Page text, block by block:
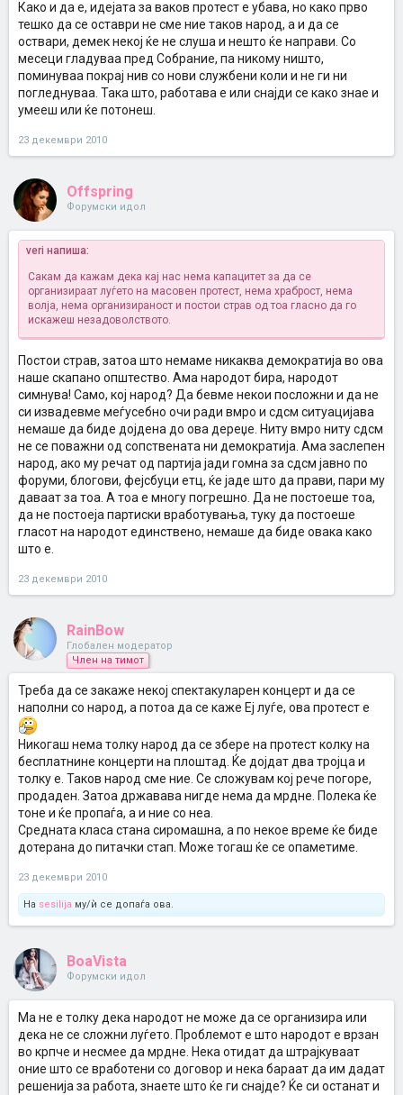
Како и да е, идејата за ваков протест е убава, но како прво
тешко да се оставри не сме ние таков народ, а и да се
оствари, демек некој ќе не слуша и нешто ќе направи. Со
месеци гладуваа пред Собрание, па никому ништо,
поминуваа покрај нив со нови службени коли и не ги ни
погледнуваа. Така што, работава е или снајди се како знае и
умееш или ќе потонеш.
23 декември 2010
Offspring
Форумски идол
veri напиша:
Сакам да кажам дека кај нас нема капацитет за да се
организираат луѓето на масовен протест, нема храброст, нема
волја, нема организираност и постои страв од тоа гласно да го
искажеш незадоволството.
Постои страв, затоа што немаме никаква демократија во ова
наше скапано општество. Ама народот бира, народот
симнува! Само, кој народ? Да бевме некои посложни и да не
си извадевме меѓусебно очи ради вмро и сдсм ситуацијава
немаше да биде дојдена до ова дереџе. Ниту вмро ниту сдсм
не се поважни од сопствената ни демократија. Ама заслепен
народ, ако му речат од партија јади гомна за сдсм јавно по
форуми, блогови, фејсбуци етц, ќе јаде што да прави, пари му
даваат за тоа. А тоа е многу погрешно. Да не постоеше тоа,
да не постоеја партиски вработувања, туку да постоеше
гласот на народот единствено, немаше да биде овака како
што е.
23 декември 2010
RainBow
Глобален модератор
Член на тимот
Треба да се закаже некој спектакуларен концерт и да се
наполни со народ, а потоа да се каже Еј луѓе, ова протест е
Никогаш нема толку народ да се збере на протест колку на
бесплатнине концерти на плоштад. Ќе дојдат два тројца и
толку е. Таков народ сме ние. Се сложувам кој рече погоре,
продаден. Затоа државава нигде нема да мрдне. Полека ќе
тоне и ќе пропаѓа, а и ние со неа.
Средната класа стана сиромашна, а по некое време ќе биде
дотерана до питачки стап. Може тогаш ќе се опаметиме.
23 декември 2010
На sesilija му/ѝ се допаѓа ова.
BoaVista
Форумски идол
Ма не е толку дека народот не може да се организира или
дека не се сложни луѓето. Проблемот е што народот е врзан
во крпче и несмее да мрдне. Нека отидат да штрајкуваат
оние што се вработени со договор и нека бараат да им дадат
решенија за работа, знаете што ќе ги снајде? Ќе си останат и